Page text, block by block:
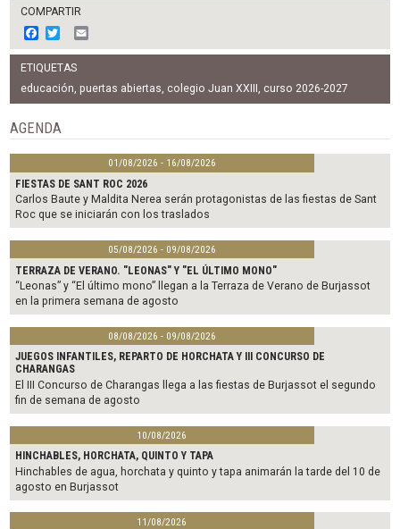
COMPARTIR
F
a
c
e
b
o
o
k
w
i
t
t
e
m
l
ETIQUETAS
educación, puertas abiertas, colegio Juan XXIII , curso 2026-2027
AGENDA
01/08/2026 - 16/08/2026
FIESTAS DE SANT ROC 2026
Carlos Baute y Maldita Nerea serán protagonistas de las fiestas de Sant
Roc que se iniciarán con los traslados
05/08/2026 - 09/08/2026
TERRAZA DE VERANO. "LEONAS" Y "EL ÚLTIMO MONO"
“Leonas” y “El último mono” llegan a la Terraza de Verano de Burjassot
en la primera semana de agosto
08/08/2026 - 09/08/2026
JUEGOS INFANTILES, REPARTO DE HORCHATA Y III CONCURSO DE
CHARANGAS
El III Concurso de Charangas llega a las fiestas de Burjassot el segundo
fin de semana de agosto
10/08/2026
HINCHABLES, HORCHATA, QUINTO Y TAPA
Hinchables de agua, horchata y quinto y tapa animarán la tarde del 10 de
agosto en Burjassot
11/08/2026